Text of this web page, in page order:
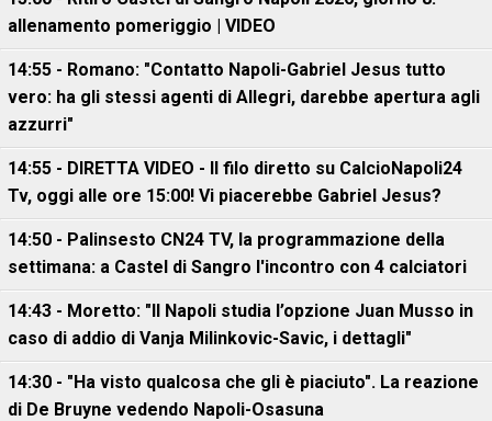
allenamento pomeriggio | VIDEO
14:55 - Romano: "Contatto Napoli-Gabriel Jesus tutto
vero: ha gli stessi agenti di Allegri, darebbe apertura agli
azzurri"
14:55 - DIRETTA VIDEO - Il filo diretto su CalcioNapoli24
Tv, oggi alle ore 15:00! Vi piacerebbe Gabriel Jesus?
14:50 - Palinsesto CN24 TV, la programmazione della
settimana: a Castel di Sangro l'incontro con 4 calciatori
14:43 - Moretto: "Il Napoli studia l’opzione Juan Musso in
caso di addio di Vanja Milinkovic-Savic, i dettagli"
14:30 - "Ha visto qualcosa che gli è piaciuto". La reazione
di De Bruyne vedendo Napoli-Osasuna